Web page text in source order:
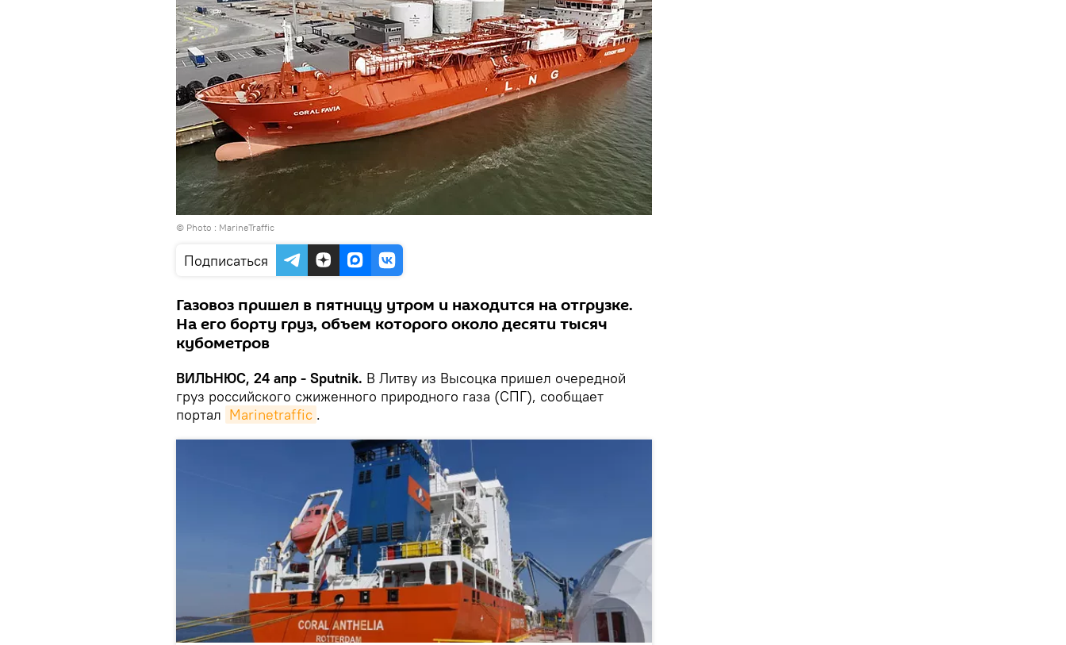
© Photo : MarineTraffic
Подписаться
Газовоз пришел в пятницу утром и находится на отгрузке.
На его борту груз, объем которого около десяти тысяч
кубометров
ВИЛЬНЮС, 24 апр - Sputnik. В Литву из Высоцка пришел очередной
груз российского сжиженного природного газа (СПГ), сообщает
портал Marinetraffic .